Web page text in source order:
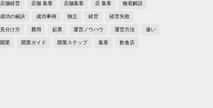
店舗経営 店舗 集客 店舗集客 店 集客 徹底解説
成功の秘訣 成功事例 独立 経営 経営失敗
見分け方 費用 起業 運営ノウハウ 運営方法 違い
開業 開業ガイド 開業ステップ 集客 飲食店